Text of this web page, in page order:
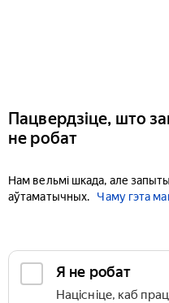
Пацвердзіце, што
не робат
Нам вельмі шкада, але
аўтаматычных.
Чаму гэта
Я не робат
Націсніце, каб